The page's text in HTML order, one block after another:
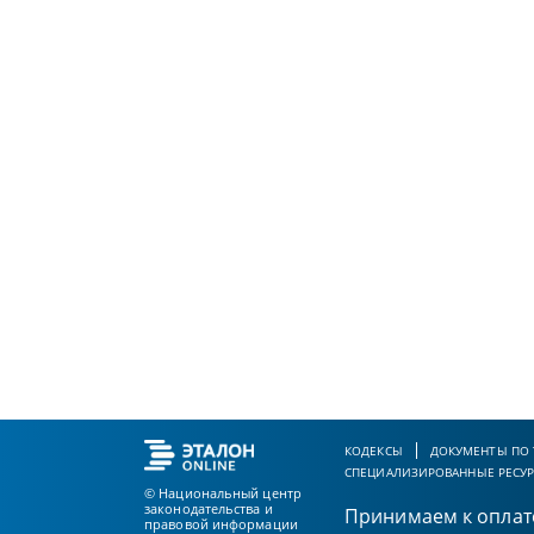
© Национальный центр
законодательства и
правовой информации
КОДЕКСЫ
ДОКУМЕНТЫ ПО
СПЕЦИАЛИЗИРОВАННЫЕ
Принимаем к